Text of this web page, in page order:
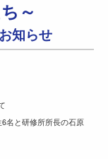
～
知らせ
名と研修所所長の石原